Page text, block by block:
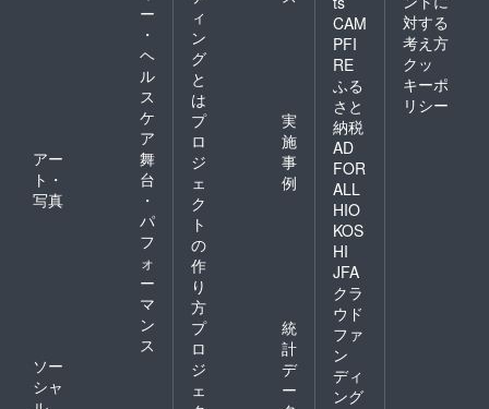
ー
・
ヘ
ル
ス
ケ
ア
アー
ト・
写真
舞
台
・
パ
フ
ォ
ー
マ
ン
ス
ソー
シャ
ィ
ン
グ
と
は
プ
ロ
ジ
ェ
ク
ト
の
作
り
方
実
施
事
例
プ
ロ
ジ
ェ
統
計
デ
ー
CAM
PFI
RE
ふる
さと
納税
AD
FOR
ALL
HIO
KOS
HI
JFA
クラ
ウド
ファ
ン
ディ
ング
対する
考え方
クッ
キーポ
リシー